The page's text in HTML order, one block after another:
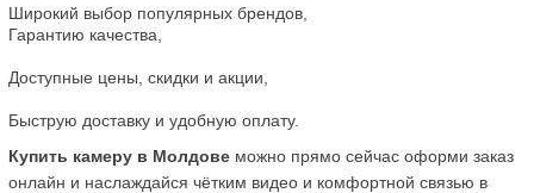
Широкий выбор популярных брендов,
Гарантию качества,
Доступные цены, скидки и акции,
Быструю доставку и удобную оплату.
Купить камеру в Молдове можно прямо сейчас оформи заказ
онлайн и наслаждайся чётким видео и комфортной связью в